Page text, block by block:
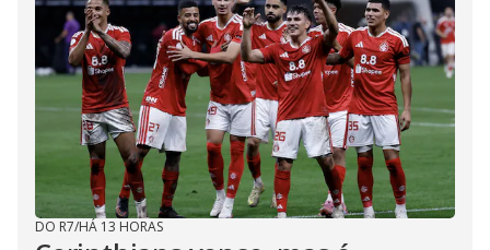
DO R7/HÁ 13 HORAS